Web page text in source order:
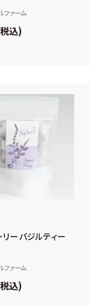
ファーム
税込
ーバジルティー
ファーム
税込